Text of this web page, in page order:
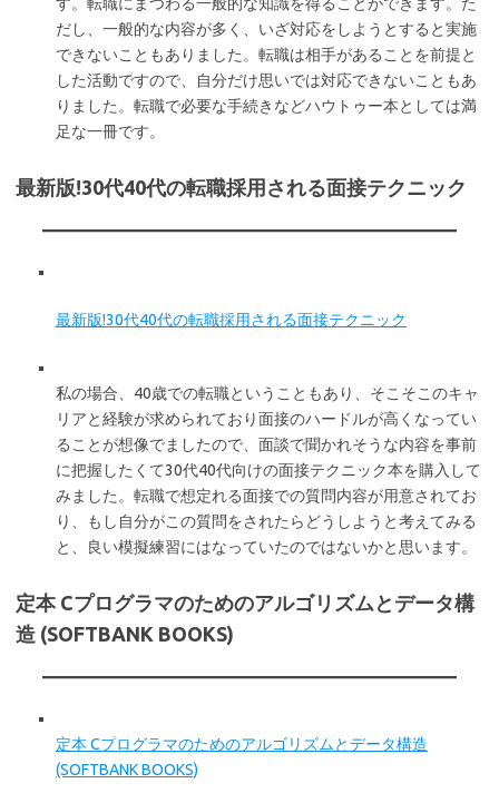
だし、一般的な内容が多く、いざ対応をしようとすると実施
できないこともありました。転職は相手があることを前提と
した活動ですので、自分だけ思いでは対応できないこともあ
りました。転職で必要な手続きなどハウトゥー本としては満
足な一冊です。
最新版!30代40代の転職採用される面接テクニック
最新版!30代40代の転職採用される面接テクニック
私の場合、40歳での転職ということもあり、そこそこのキャ
リアと経験が求められており面接のハードルが高くなってい
ることが想像でましたので、面談で聞かれそうな内容を事前
に把握したくて30代40代向けの面接テクニック本を購入して
みました。転職で想定れる面接での質問内容が用意されてお
り、もし自分がこの質問をされたらどうしようと考えてみる
と、良い模擬練習にはなっていたのではないかと思います。
定本 Cプログラマのためのアルゴリズムとデータ構
造 (SOFTBANK BOOKS)
定本 Cプログラマのためのアルゴリズムとデータ構造
(SOFTBANK BOOKS)